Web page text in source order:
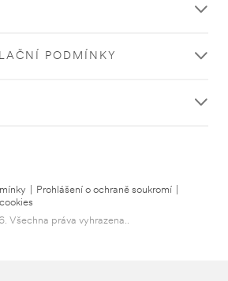
PODMÍNKY
Prohlášení o ochraně soukromí
Všechna práva vyhrazena..